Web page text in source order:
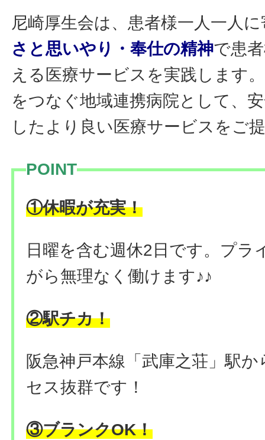
尼崎厚生会は、患者様一人一人
さと思いやり・奉仕の精神で患
える医療サービスを実践します
をつなぐ地域連携病院として、
したより良い医療サービスをご
POINT
①休暇が充実！
日曜を含む週休2日です。プラ
がら無理なく働けます♪♪
②駅チカ！
阪急神戸本線「武庫之荘」駅
セス抜群です！
③ブランクOK！